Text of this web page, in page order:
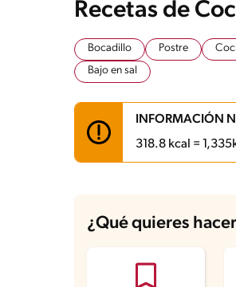
Recetas de
Bocadillo Postre
Bajo en sal
INFORMACIÓN
318.8 kcal =
Energía
318.8 kcal
Grasas 11.2 g
¿Qué quieres